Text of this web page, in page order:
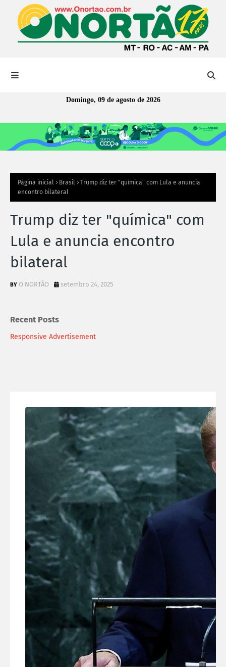
Domingo, 09 de agosto de 2026
Página inicial Brasil
Trump diz ter "química" com Lula e anuncia
encontro bilateral
Trump diz ter "química" com
Lula e anuncia encontro
bilateral
O NORTÃO setembro 24, 2025
Recent Posts
Responsive Advertisement